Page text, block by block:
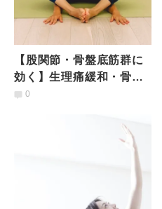
【股関節・骨盤底筋群に
効く】生理痛緩和・骨盤
調整…女性特有のメリッ
0